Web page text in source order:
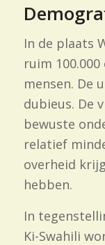
In de plaats
ruim
mensen. De
dubieus. De
bewuste
relatief
overheid
hebben.
In
Ki-Swahili